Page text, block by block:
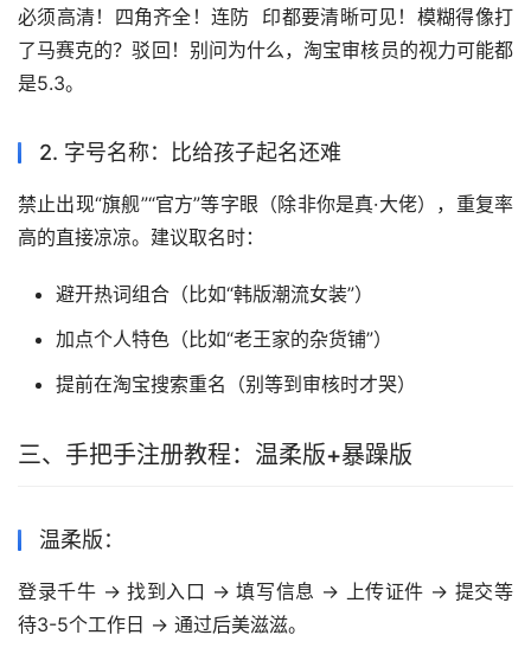
必须高清！四角齐全！连防  印都要清晰可见！模糊得像打
了马赛克的？驳回！别问为什么，淘宝审核员的视力可能都
是5.3。
2. 字号名称：比给孩子起名还难
禁止出现“旗舰”“官方”等字眼（除非你是真·大佬），重复率
高的直接凉凉。建议取名时：
避开热词组合（比如“韩版潮流女装”）
加点个人特色（比如“老王家的杂货铺”）
提前在淘宝搜索重名（别等到审核时才哭）
三、手把手注册教程：温柔版+暴躁版
温柔版：
登录千牛 → 找到入口 → 填写信息 → 上传证件 → 提交等
待3-5个工作日 → 通过后美滋滋。